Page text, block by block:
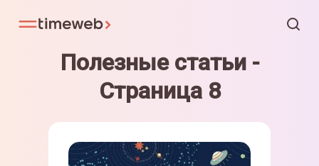
Полезные статьи -
Страница 8